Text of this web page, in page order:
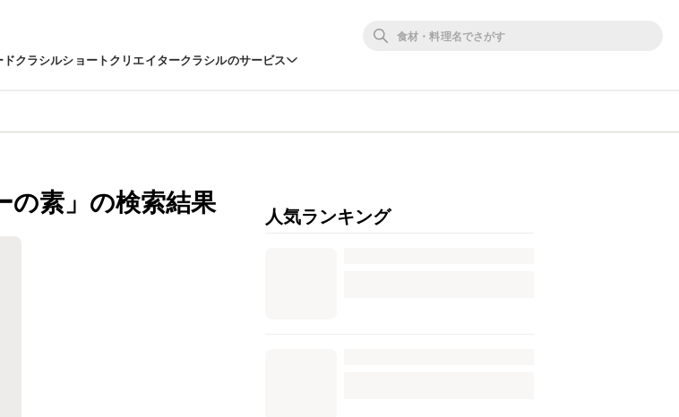
ドクラシルショートクリエイタークラシルのサービス
の素」の検索結果 人気ランキング